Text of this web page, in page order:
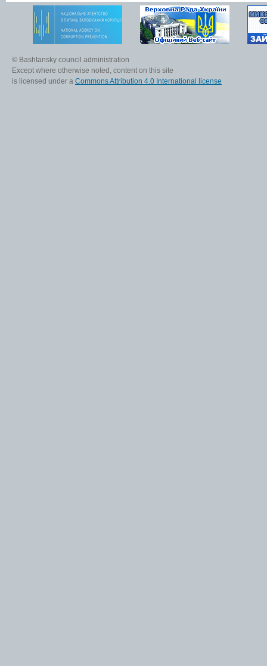
© Bashtansky council administration
Except where otherwise noted, content on this site
is licensed under a Commons Attribution 4.0 International license